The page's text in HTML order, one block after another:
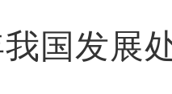
国发展